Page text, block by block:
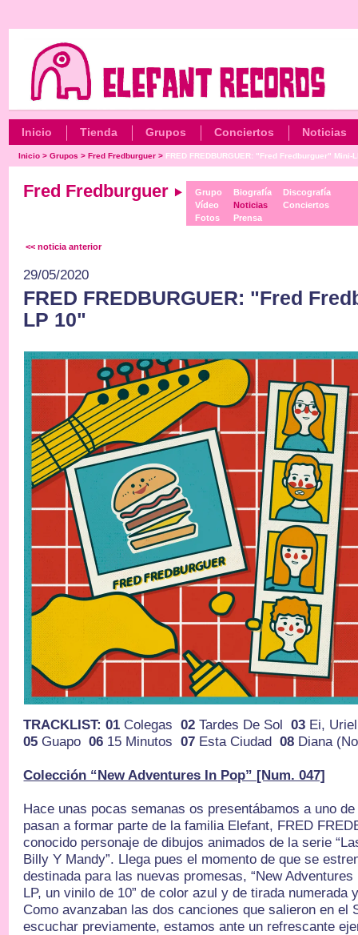
Inicio Tienda Grupos Conciertos Noticias
Inicio >Grupos >Fred Fredburguer > FRED FREDBURGUER: "Fred Fredburguer" Mini-
Fred Fredburguer
Grupo
Vídeo
Fotos
Biografía
Noticias
Prensa
Discografía
Conciertos
<< noticia anterior
29/05/2020
FRED FREDBURGUER: "Fred
LP 10"
TRACKLIST: 01 Colegas02 Tardes De Sol03 Ei,
05 Guapo06 15 Minutos07 Esta Ciudad08 Diana
Colección “New Adventures In Pop” [Num. 047]
Hace unas pocas semanas os presentábamos a uno
pasan a formar parte de la familia Elefant, FRED
conocido personaje de dibujos animados de la serie
Billy Y Mandy”. Llega pues el momento de que se
destinada para las nuevas promesas, “New
LP, un vinilo de 10” de color azul y de tirada numerada
Como avanzaban las dos canciones que salieron en el
escuchar previamente, estamos ante un refrescante